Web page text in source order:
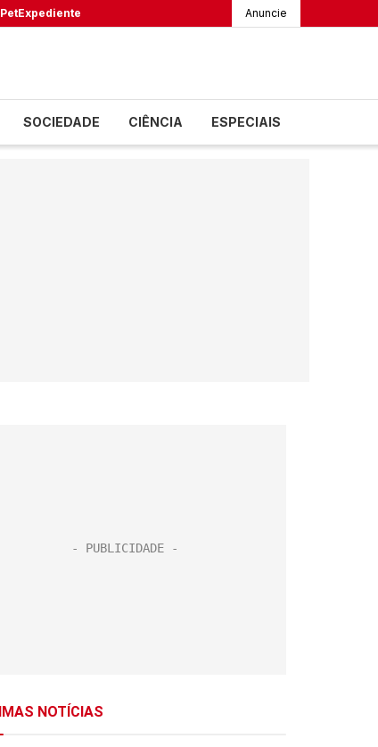
PetExpediente Anuncie
SOCIEDADE CIÊNCIA ESPECIAIS